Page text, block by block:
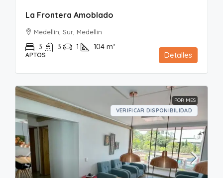
La Frontera Amoblado
Medellín, Sur, Medellin
3 3 1 104 m²
APTOS Detalles
POR MES
VERIFICAR DISPONIBILIDAD